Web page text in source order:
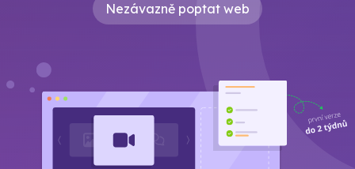
Nezávazně poptat web